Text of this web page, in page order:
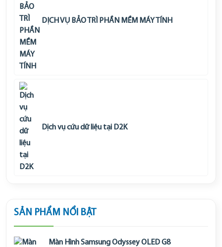
DỊCH VỤ BẢO TRÌ PHẦN MỀM MÁY TÍNH
Dịch vụ cứu dữ liệu tại D2K
SẢN PHẨM NỔI BẬT
Màn Hình Samsung Odyssey OLED G8